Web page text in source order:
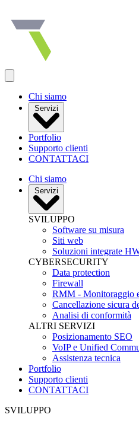
Chi siamo
Servizi
Portfolio
Supporto clienti
CONTATTACI
Chi siamo
Servizi
SVILUPPO
Software su misura
Siti web
Soluzioni integrate
CYBERSECURITY
Data protection
Firewall
RMM - Monitoraggio
Cancellazione sicura
Analisi di conformità
ALTRI SERVIZI
Posizionamento SEO
VoIP e Unified
Assistenza tecnica
Portfolio
Supporto clienti
CONTATTACI
SVILUPPO